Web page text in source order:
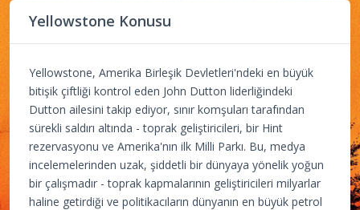
Yellowstone Konusu
Yellowstone, Amerika Birleşik Devletleri'ndeki en büyük
bitişik çiftliği kontrol eden John Dutton liderliğindeki
Dutton ailesini takip ediyor, sınır komşuları tarafından
sürekli saldırı altında - toprak geliştiricileri, bir Hint
rezervasyonu ve Amerika'nın ilk Milli Parkı. Bu, medya
incelemelerinden uzak, şiddetli bir dünyaya yönelik yoğun
bir çalışmadır - toprak kapmalarının geliştiricileri milyarlar
haline getirdiği ve politikacıların dünyanın en büyük petrol